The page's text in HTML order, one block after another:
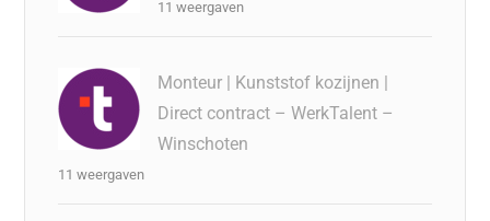
11 weergaven
Monteur | Kunststof kozijnen |
Direct contract – WerkTalent –
Winschoten
11 weergaven